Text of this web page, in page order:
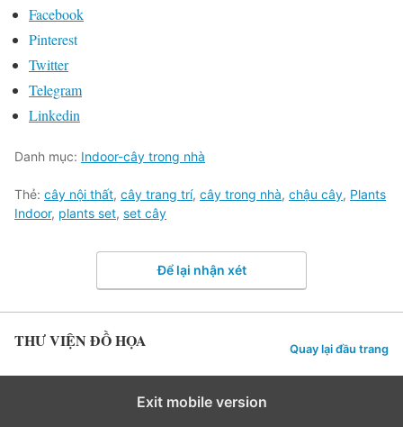
Facebook
Pinterest
Twitter
Telegram
Linkedin
Danh mục: Indoor-cây trong nhà
Thẻ: cây nội thất, cây trang trí, cây trong nhà, chậu cây, Plants
Indoor, plants set, set cây
Để lại nhận xét
THƯ VIỆN ĐỒ HỌA Quay lại đầu trang
Exit mobile version